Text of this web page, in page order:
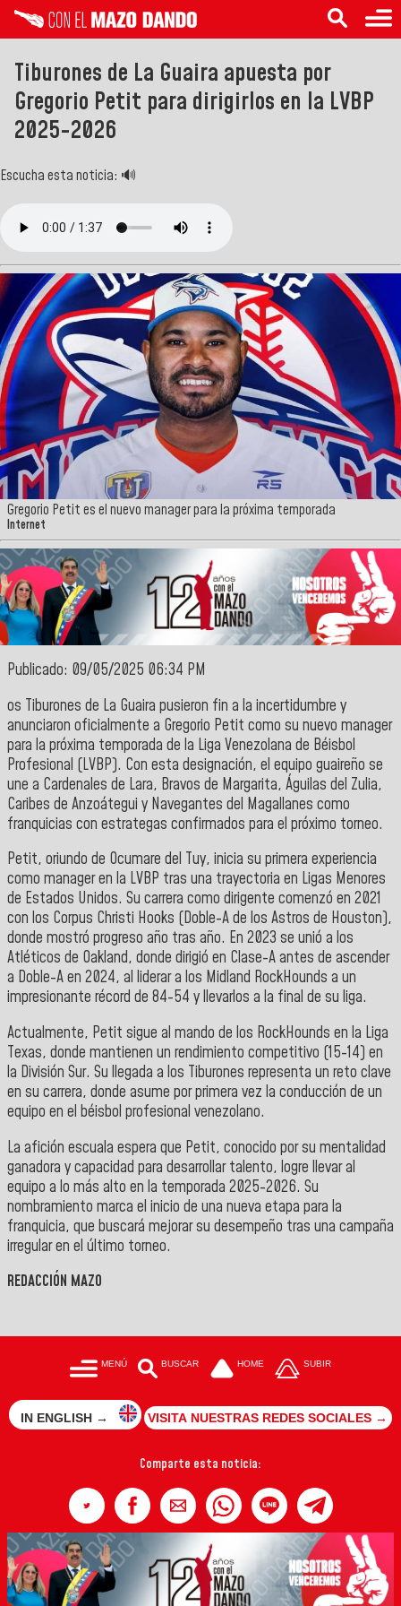
Tiburones de La Guaira apuesta por
Gregorio Petit para dirigirlos en la LVBP
2025-2026
Escucha esta noticia: 🔊
Gregorio Petit es el nuevo manager para la próxima temporada
Internet
Publicado: 09/05/2025 06:34 PM
os Tiburones de La Guaira pusieron fin a la incertidumbre y
anunciaron oficialmente a Gregorio Petit como su nuevo manager
para la próxima temporada de la Liga Venezolana de Béisbol
Profesional (LVBP). Con esta designación, el equipo guaireño se
une a Cardenales de Lara, Bravos de Margarita, Águilas del Zulia,
Caribes de Anzoátegui y Navegantes del Magallanes como
franquicias con estrategas confirmados para el próximo torneo.
Petit, oriundo de Ocumare del Tuy, inicia su primera experiencia
como manager en la LVBP tras una trayectoria en Ligas Menores
de Estados Unidos. Su carrera como dirigente comenzó en 2021
con los Corpus Christi Hooks (Doble-A de los Astros de Houston),
donde mostró progreso año tras año. En 2023 se unió a los
Atléticos de Oakland, donde dirigió en Clase-A antes de ascender
a Doble-A en 2024, al liderar a los Midland RockHounds a un
impresionante récord de 84-54 y llevarlos a la final de su liga.
Actualmente, Petit sigue al mando de los RockHounds en la Liga
Texas, donde mantienen un rendimiento competitivo (15-14) en
la División Sur. Su llegada a los Tiburones representa un reto clave
en su carrera, donde asume por primera vez la conducción de un
equipo en el béisbol profesional venezolano.
La afición escuala espera que Petit, conocido por su mentalidad
ganadora y capacidad para desarrollar talento, logre llevar al
equipo a lo más alto en la temporada 2025-2026. Su
nombramiento marca el inicio de una nueva etapa para la
franquicia, que buscará mejorar su desempeño tras una campaña
irregular en el último torneo.
REDACCIÓN MAZO
MENÚ BUSCAR HOME SUBIR
IN ENGLISH → VISITA NUESTRAS REDES SOCIALES →
Comparte esta noticia: